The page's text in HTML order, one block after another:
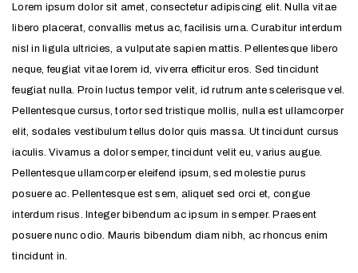
Lorem ipsum dolor sit amet, consectetur adipiscing elit. Nulla vitae
libero placerat, convallis metus ac, facilisis urna. Curabitur interdum
nisl in ligula ultricies, a vulputate sapien mattis. Pellentesque libero
neque, feugiat vitae lorem id, viverra efficitur eros. Sed tincidunt
feugiat nulla. Proin luctus tempor velit, id rutrum ante scelerisque vel.
Pellentesque cursus, tortor sed tristique mollis, nulla est ullamcorper
elit, sodales vestibulum tellus dolor quis massa. Ut tincidunt cursus
iaculis. Vivamus a dolor semper, tincidunt velit eu, varius augue.
Pellentesque ullamcorper eleifend ipsum, sed molestie purus
posuere ac. Pellentesque est sem, aliquet sed orci et, congue
interdum risus. Integer bibendum ac ipsum in semper. Praesent
posuere nunc odio. Mauris bibendum diam nibh, ac rhoncus enim
tincidunt in.